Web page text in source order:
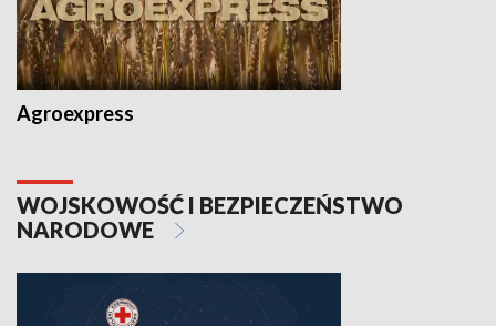
Agroexpress
WOJSKOWOŚĆ I BEZPIECZEŃSTWO
NARODOWE